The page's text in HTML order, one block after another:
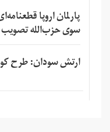
پارلمان اروپا
سوی حزب‌الله
ارتش سودان: طرح